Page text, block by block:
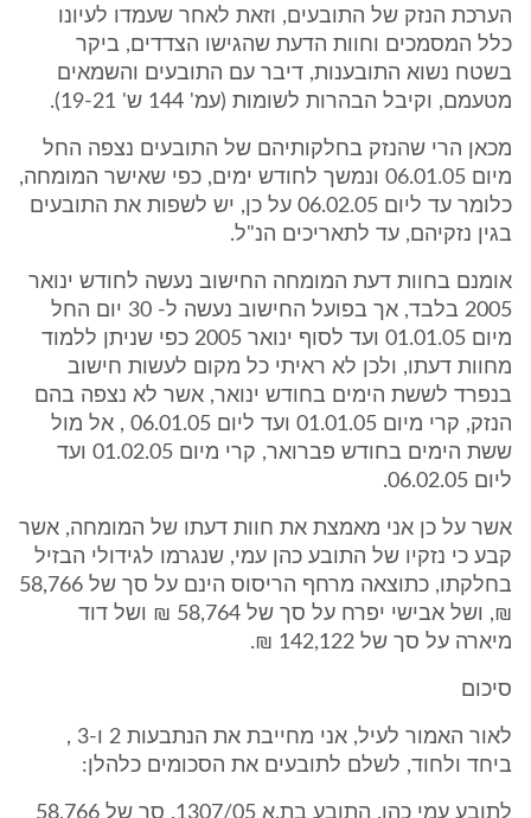
הערכת הנזק של התובעים, וזאת לאחר שעמדו לעיונו
כלל המסמכים וחוות הדעת שהגישו הצדדים, ביקר
בשטח נשוא התובענות, דיבר עם התובעים והשמאים
מטעמם, וקיבל הבהרות לשומות (עמ' 144 ש' 19-21).
מכאן הרי שהנזק בחלקותיהם של התובעים נצפה החל
מיום 06.01.05 ונמשך לחודש ימים, כפי שאישר המומחה,
כלומר עד ליום 06.02.05 על כן, יש לשפות את התובעים
בגין נזקיהם, עד לתאריכים הנ"ל.
אומנם בחוות דעת המומחה החישוב נעשה לחודש ינואר
2005 בלבד, אך בפועל החישוב נעשה ל- 30 יום החל
מיום 01.01.05 ועד לסוף ינואר 2005 כפי שניתן ללמוד
מחוות דעתו, ולכן לא ראיתי כל מקום לעשות חישוב
בנפרד לששת הימים בחודש ינואר, אשר לא נצפה בהם
הנזק, קרי מיום 01.01.05 ועד ליום 06.01.05 , אל מול
ששת הימים בחודש פברואר, קרי מיום 01.02.05 ועד
ליום 06.02.05.
אשר על כן אני מאמצת את חוות דעתו של המומחה, אשר
קבע כי נזקיו של התובע כהן עמי, שנגרמו לגידולי הבזיל
בחלקתו, כתוצאה מרחף הריסוס הינם על סך של 58,766
₪, ושל אבישי יפרח על סך של 58,764 ₪ ושל דוד
מיארה על סך של 142,122 ₪.
סיכום
לאור האמור לעיל, אני מחייבת את הנתבעות 2 ו-3 ,
ביחד ולחוד, לשלם לתובעים את הסכומים כלהלן:
לתובע עמי כהן, התובע בת.א 1307/05, סך של 58,766